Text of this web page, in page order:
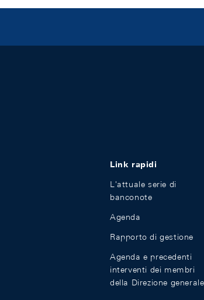
Link rapidi
L'attuale serie di
banconote
Agenda
Rapporto di gestione
Agenda e precedenti
interventi dei membri
della Direzione generale